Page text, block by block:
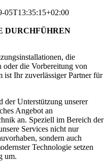
05T13:35:15+02:00
DURCHFÜHREN
die
oder die Vorbereitung von
ist Ihr zuverlässiger Partner für
der Unterstützung unserer
Angebot an
an. Speziell im Bereich der
Services nicht nur
sondern auch
Technologie setzen
um.